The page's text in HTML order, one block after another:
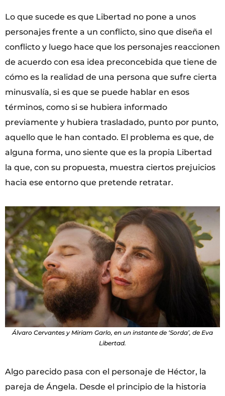
Lo que sucede es que Libertad no pone a unos
personajes frente a un conflicto, sino que diseña el
conflicto y luego hace que los personajes reaccionen
de acuerdo con esa idea preconcebida que tiene de
cómo es la realidad de una persona que sufre cierta
minusvalía, si es que se puede hablar en esos
términos, como si se hubiera informado
previamente y hubiera trasladado, punto por punto,
aquello que le han contado. El problema es que, de
alguna forma, uno siente que es la propia Libertad
la que, con su propuesta, muestra ciertos prejuicios
hacia ese entorno que pretende retratar.
Álvaro Cervantes y Miriam Garlo, en un instante de ‘Sorda’, de Eva
Libertad.
Algo parecido pasa con el personaje de Héctor, la
pareja de Ángela. Desde el principio de la historia